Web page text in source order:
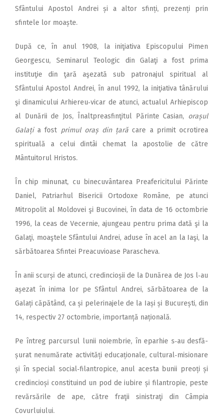
Sfântului Apostol Andrei și a altor sfinți, prezenți prin
sfintele lor moaște.
După ce, în anul 1908, la iniţiativa Episcopului Pimen
Georgescu, Seminarul Teologic din Galaţi a fost prima
instituţie din ţară aşezată sub patronajul spiritual al
Sfântului Apostol Andrei, în anul 1992, la iniţiativa tânărului
şi dinamicului Arhiereu‑vicar de atunci, actualul Arhiepiscop
al Dunării de Jos, Înaltpreasfinţitul Părinte Casian, orașul
Galația fost primul oraș din țarăcare a primit ocrotirea
spirituală a celui dintâi chemat la apostolie de către
Mântuitorul Hristos.
În chip minunat, cu binecuvântarea Preafericitului Părinte
Daniel, Patriarhul Bisericii Ortodoxe Române, pe atunci
Mitropolit al Moldovei şi Bucovinei, în data de 16 octombrie
1996, la ceas de Vecernie, ajungeau pentru prima dată şi la
Galaţi, moaştele Sfântului Andrei, aduse în acel an la Iaşi, la
sărbătoarea Sfintei Preacuvioase Parascheva.
În anii scurși de atunci, cre­dincioșii de la Dunărea de Jos l‑au
așezat în inima lor pe Sfântul Andrei, sărbătoarea de la
Galați căpătând, ca și pelerinajele de la Iași și București, din
14, respectiv 27 octombrie, importanță na­țională.
Pe întreg parcursul lunii noiembrie, în eparhie s‑au des­fă­
șurat nenumărate activități edu­caționale, cultural‑misionare
și în special social‑filantropice, anul acesta bunii preoți și
credincioși constituind un pod de iubire și filantropie, peste
revărsările de ape, către fraţii sinistraţi din Câmpia
Covurluiului.